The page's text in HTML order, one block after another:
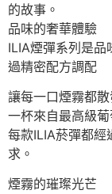
的故事。
品味的奢華體驗
ILIA煙彈系列是
過精密配方調配
讓每一口煙霧都
一杯來自最高級
每款ILIA菸彈都經
求。
煙霧的璀璨光芒